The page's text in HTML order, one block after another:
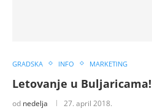
GRADSKA INFO MARKETING
Letovanje u Buljaricama!
od nedelja 27. april 2018.